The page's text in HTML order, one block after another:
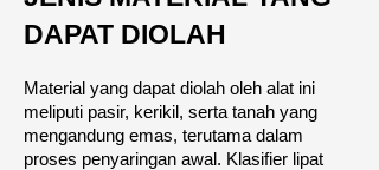
DAPAT DIOLAH
Material yang dapat diolah oleh alat ini
meliputi pasir, kerikil, serta tanah yang
mengandung emas, terutama dalam
proses penyaringan awal. Klasifier lipat